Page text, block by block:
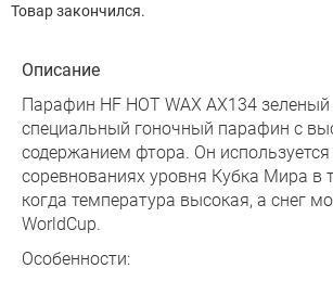
Товар закончился.
Описание
Парафин HF HOT WAX AX134
специальный гоночный парафин с
содержанием фтора. Он используется
соревнованиях уровня Кубка Мира в
когда температура высокая, а снег
WorldCup.
Особенности: